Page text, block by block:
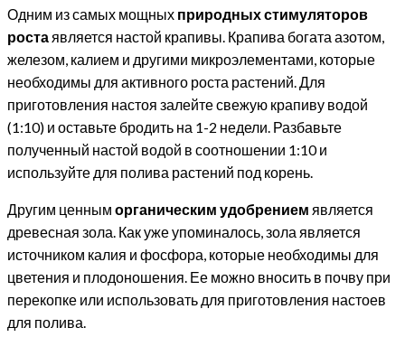
Одним из самых мощных природных стимуляторов
роста является настой крапивы. Крапива богата азотом,
железом, калием и другими микроэлементами, которые
необходимы для активного роста растений. Для
приготовления настоя залейте свежую крапиву водой
(1:10) и оставьте бродить на 1-2 недели. Разбавьте
полученный настой водой в соотношении 1:10 и
используйте для полива растений под корень.
Другим ценным органическим удобрением является
древесная зола. Как уже упоминалось, зола является
источником калия и фосфора, которые необходимы для
цветения и плодоношения. Ее можно вносить в почву при
перекопке или использовать для приготовления настоев
для полива.